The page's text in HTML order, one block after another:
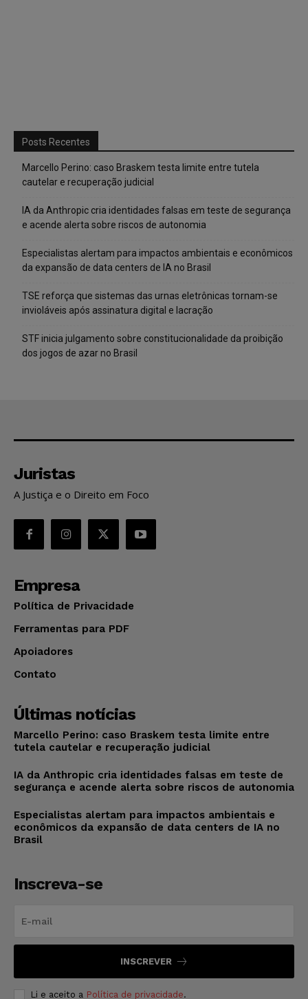
Posts Recentes
Marcello Perino: caso Braskem testa limite entre tutela
cautelar e recuperação judicial
IA da Anthropic cria identidades falsas em teste de segurança
e acende alerta sobre riscos de autonomia
Especialistas alertam para impactos ambientais e econômicos
da expansão de data centers de IA no Brasil
TSE reforça que sistemas das urnas eletrônicas tornam-se
invioláveis após assinatura digital e lacração
STF inicia julgamento sobre constitucionalidade da proibição
dos jogos de azar no Brasil
Juristas
A Justiça e o Direito em Foco
Empresa
Política de Privacidade
Ferramentas para PDF
Apoiadores
Contato
Últimas notícias
Marcello Perino: caso Braskem testa limite entre
tutela cautelar e recuperação judicial
IA da Anthropic cria identidades falsas em teste de
segurança e acende alerta sobre riscos de autonomia
Especialistas alertam para impactos ambientais e
econômicos da expansão de data centers de IA no
Brasil
Inscreva-se
INSCREVER
Li e aceito a Política de privacidade.